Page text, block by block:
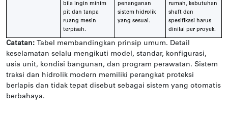
bila ingin minim
pit dan tanpa
ruang mesin
terpisah.
penanganan
sistem hidrolik
yang sesuai.
rumah, kebutuhan
shaft dan
spesifikasi harus
dinilai per proyek.
Catatan: Tabel membandingkan prinsip umum. Detail
keselamatan selalu mengikuti model, standar, konfigurasi,
usia unit, kondisi bangunan, dan program perawatan. Sistem
traksi dan hidrolik modern memiliki perangkat proteksi
berlapis dan tidak tepat disebut sebagai sistem yang otomatis
berbahaya.